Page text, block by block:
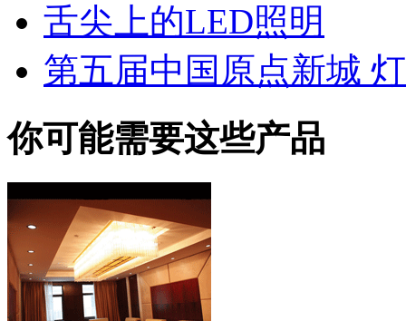
舌尖上的LED照明
第五届中国原点新城
你可能需要这些产品